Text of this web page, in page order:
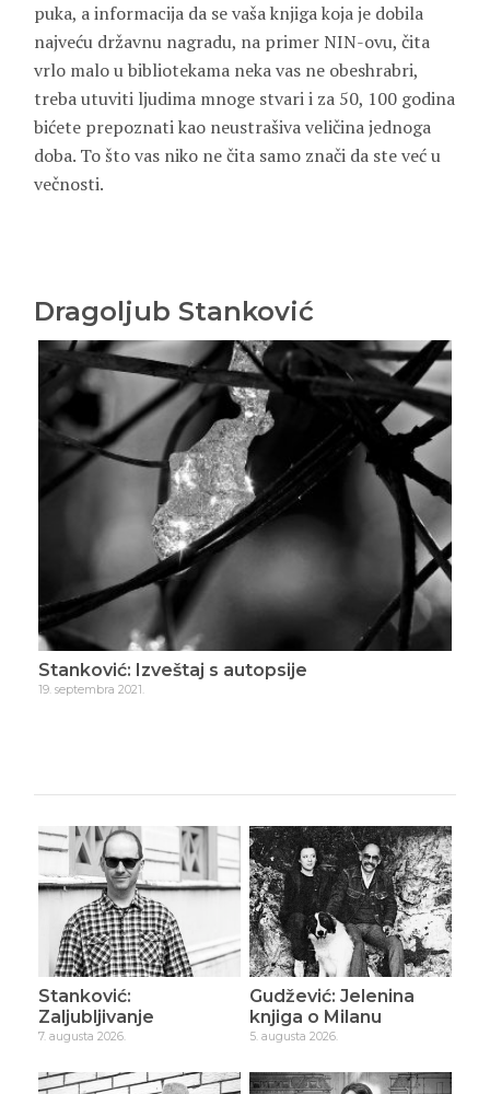
puka, a informacija da se vaša knjiga koja je dobila
najveću državnu nagradu, na primer NIN-ovu, čita
vrlo malo u bibliotekama neka vas ne obeshrabri,
treba utuviti ljudima mnoge stvari i za 50, 100 godina
bićete prepoznati kao neustrašiva veličina jednoga
doba. To što vas niko ne čita samo znači da ste već u
večnosti.
Dragoljub Stanković
Stanković: Izveštaj s autopsije
19. septembra 2021.
Stanković:
Zaljubljivanje
7. augusta 2026.
Gudžević: Jelenina
knjiga o Milanu
5. augusta 2026.